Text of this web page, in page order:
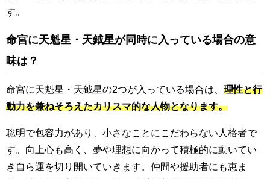
す。
命宮に天魁星・天鉞星が同時に入っている場合の意
味は？
命宮に天魁星・天鉞星の2つが入っている場合は、 理性と行
動力を兼ねそろえたカリスマ的な人物となります。
聡明で包容力があり、小さなことにこだわらない人格者で
す。向上心も高く、夢や理想に向かって積極的に動いてい
き自ら運を切り開いていきます。仲間や援助者にも恵ま